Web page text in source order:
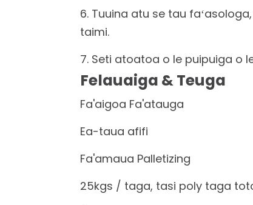
6. Tuuina atu se tau
taimi.
7. Seti atoatoa o le puipuiga
Felauaiga & Teuga
Fa'aigoa Fa'atauga
Ea-taua afifi
Fa'amaua Palletizing
25kgs / taga, tasi poly taga